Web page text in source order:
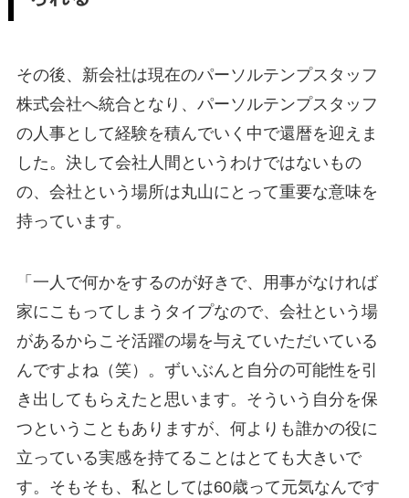
その後、新会社は現在のパーソルテンプスタッフ
株式会社へ統合となり、パーソルテンプスタッフ
の人事として経験を積んでいく中で還暦を迎えま
した。決して会社人間というわけではないもの
の、会社という場所は丸山にとって重要な意味を
持っています。
「一人で何かをするのが好きで、用事がなければ
家にこもってしまうタイプなので、会社という場
があるからこそ活躍の場を与えていただいている
んですよね（笑）。ずいぶんと自分の可能性を引
き出してもらえたと思います。そういう自分を保
つということもありますが、何よりも誰かの役に
立っている実感を持てることはとても大きいで
す。そもそも、私としては60歳って元気なんです